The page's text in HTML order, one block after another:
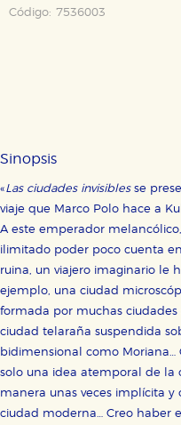
Código: 7536003
Sinopsis
«Las ciudades invisiblesse
viaje que Marco Polo hace a
A este emperador
ilimitado poder poco cuenta
ruina, un viajero imaginario le
ejemplo, una ciudad
formada por muchas
ciudad telaraña suspendida
bidimensional como Moriana…
solo una idea atemporal de la
manera unas veces implícita y
ciudad moderna… Creo haber